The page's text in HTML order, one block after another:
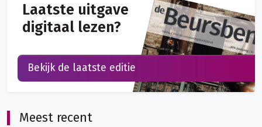
Meest recent
Laatste uitgave
digitaal lezen?
Bekijk de laatste editie